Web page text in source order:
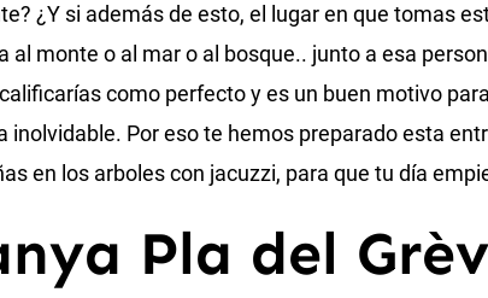
¿Y si además de esto, el lugar en que tomas
al monte o al mar o al bosque.. junto a esa
como perfecto y es un buen motivo
inolvidable. Por eso te hemos preparado esta
en los arboles con jacuzzi, para que tu día
Pla del